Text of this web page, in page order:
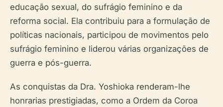
educação sexual, do sufrágio feminino e da
reforma social. Ela contribuiu para a formulação de
políticas nacionais, participou de movimentos pelo
sufrágio feminino e liderou várias organizações de
guerra e pós-guerra.
As conquistas da Dra. Yoshioka renderam-lhe
honrarias prestigiadas, como a Ordem da Coroa